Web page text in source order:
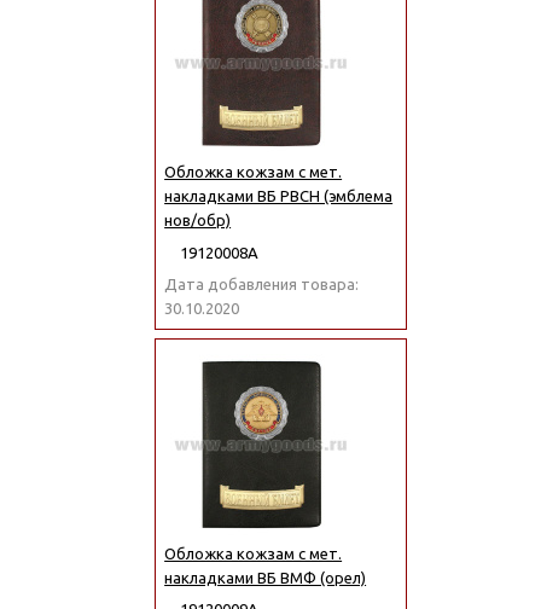
Обложка кожзам с мет.
накладками ВБ РВСН (эмблема
нов/обр)
19120008А
Дата добавления товара:
30.10.2020
Обложка кожзам с мет.
накладками ВБ ВМФ (орел)